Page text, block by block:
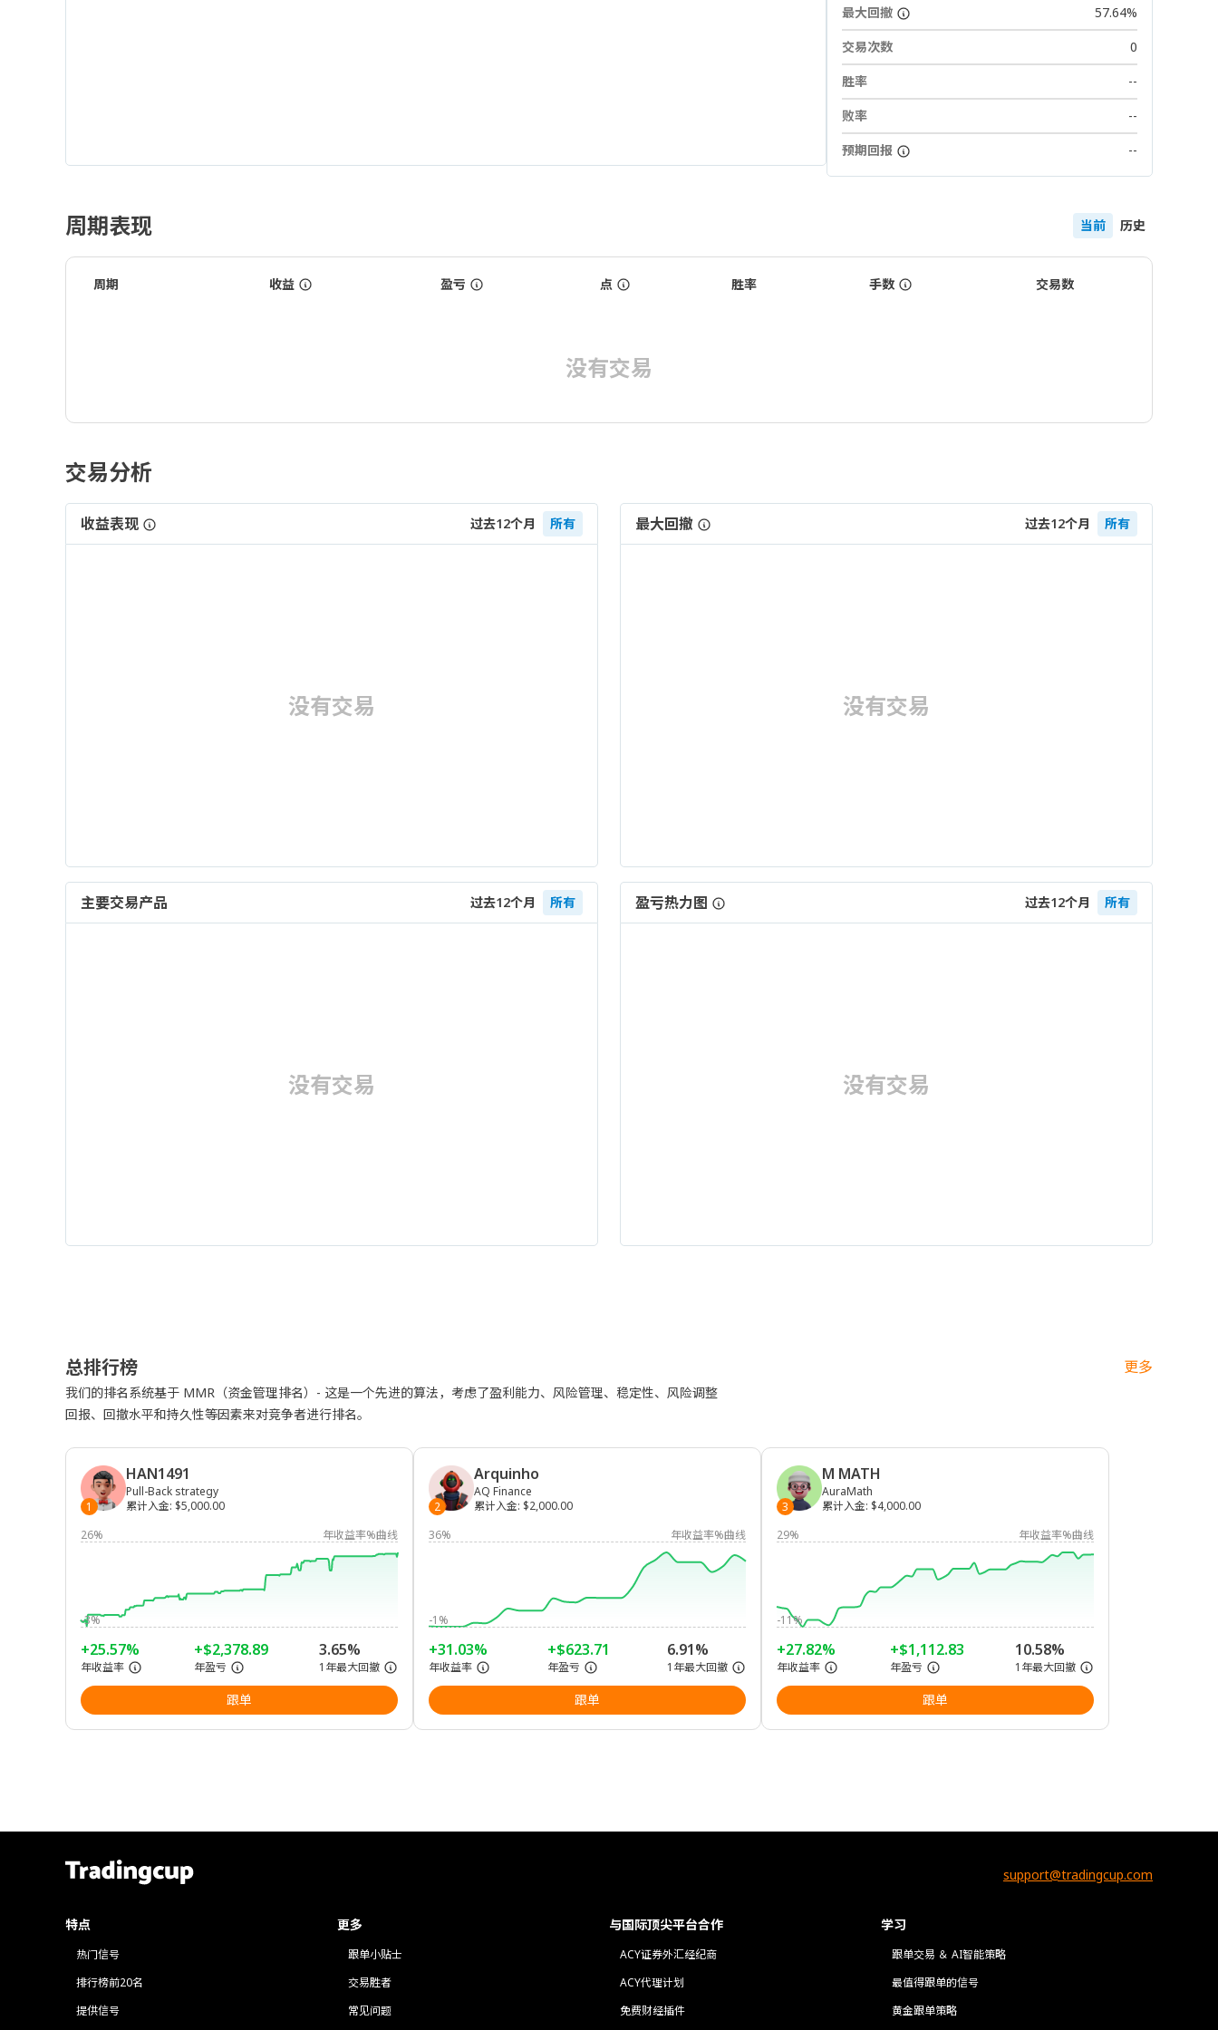
最大回撤
57.64%
交易次数
0
胜率
--
败率
--
预期回报
--
周期表现 当前 历史
周期 收益 盈亏 点 胜率 手数 交易数
没有交易
交易分析
收益表现 过去12个月 所有
没有交易
最大回撤 过去12个月 所有
没有交易
主要交易产品 过去12个月 所有
没有交易
盈亏热力图 过去12个月 所有
没有交易
总排行榜 更多
我们的排名系统基于 MMR（资金管理排名）- 这是一个先进的算法，考虑了盈利能力、风险管理、稳定性、风险调整
回报、回撤水平和持久性等因素来对竞争者进行排名。
1
HAN1491
Pull-Back strategy
累计入金: $5,000.00
26%
年收益率%曲线
-3%
+25.57%
年收益率
+$2,378.89
年盈亏
3.65%
1年最大回撤
跟单
2
Arquinho
AQ Finance
累计入金: $2,000.00
36%
年收益率%曲线
-1%
+31.03%
年收益率
+$623.71
年盈亏
6.91%
1年最大回撤
跟单
3
M MATH
AuraMath
累计入金: $4,000.00
29%
年收益率%曲线
-11%
+27.82%
年收益率
+$1,112.83
年盈亏
10.58%
1年最大回撤
跟单
support@tradingcup.com
特点
热门信号
排行榜前20名
提供信号
更多
跟单小贴士
交易胜者
常见问题
与国际顶尖平台合作
ACY证券外汇经纪商
ACY代理计划
免费财经插件
学习
跟单交易 ＆ AI智能策略
最值得跟单的信号
黄金跟单策略